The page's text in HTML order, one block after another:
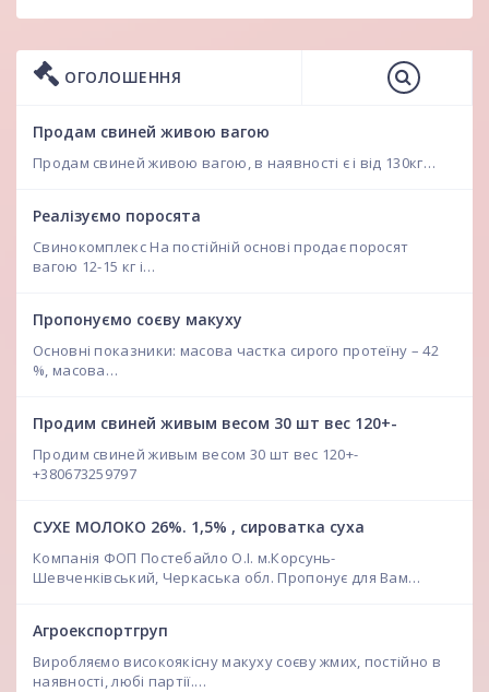
ОГОЛОШЕННЯ
Продам свиней живою вагою
Продам свиней живою вагою, в наявності є і від 130кг…
Реалізуємо поросята
Свинокомплекс На постійній основі продає поросят
вагою 12-15 кг і…
Пропонуємо соєву макуху
Основні показники: масова частка сирого протеїну – 42
%, масова…
Продим свиней живым весом 30 шт вес 120+-
Продим свиней живым весом 30 шт вес 120+-
+380673259797
СУХЕ МОЛОКО 26%. 1,5% , сироватка суха
Компанія ФОП Постебайло О.І. м.Корсунь-
Шевченківський, Черкаська обл. Пропонує для Вам…
Агроекспортгруп
Виробляємо високоякісну макуху соєву жмих, постійно в
наявності, любі партії.…